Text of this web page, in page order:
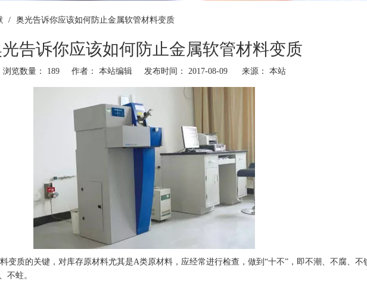
/ 奥光告诉你应该如何防止金属软管材料变质
告诉你应该如何防止金属软管材料变质
浏览数量： 189作者： 本站编辑 发布时间： 2017-08-09 来源： 本站
变质的关键，对库存原材料尤其是A类原材料，应经常进行检查，做到“十不”，即不潮、不腐、不
不蛀。